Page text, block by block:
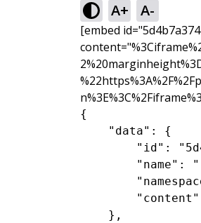
A+ A-
[embed
{
    "data": {
"id":
"name":
    },